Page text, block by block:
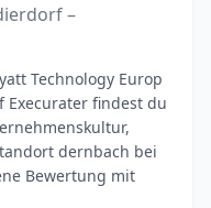
–
Technology Europ
Execurater findest du
dernbach bei
Bewertung mit